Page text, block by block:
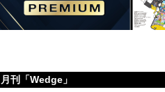
月刊「Wedge」